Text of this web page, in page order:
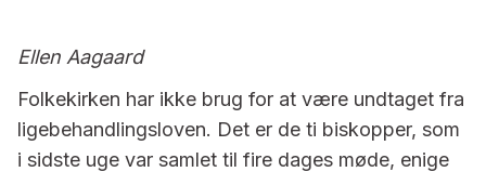
Ellen Aagaard
Folkekirken har ikke brug for at være undtaget fra
ligebehandlingsloven. Det er de ti biskopper, som
i sidste uge var samlet til fire dages møde, enige